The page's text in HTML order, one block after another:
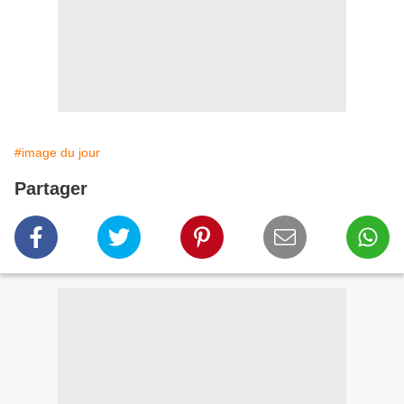
#image du jour
Partager